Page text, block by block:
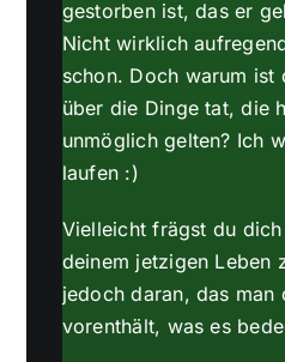
gestorben ist, das er
Nicht wirklich
schon. Doch warum ist
über die Dinge tat, die
unmöglich gelten? Ich
laufen :)
Vielleicht frägst du
deinem jetzigen Leben
jedoch daran, das
vorenthält, was es